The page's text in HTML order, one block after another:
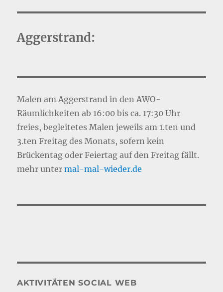
Aggerstrand:
Malen am Aggerstrand in den AWO-
Räumlichkeiten ab 16:00 bis ca. 17:30 Uhr
freies, begleitetes Malen jeweils am 1.ten und
3.ten Freitag des Monats, sofern kein
Brückentag oder Feiertag auf den Freitag fällt.
mehr untermal-mal-wieder.de
AKTIVITÄTEN SOCIAL WEB